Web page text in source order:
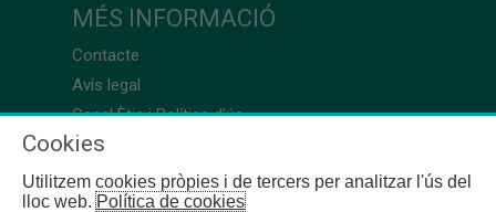
MÉS INFORMACIÓ
Contacte
Avís legal
Canal Ètic i Política d’ús
Cookies
Utilitzem cookies pròpies i de tercers per analitzar l'ús del
lloc web.Política de cookies